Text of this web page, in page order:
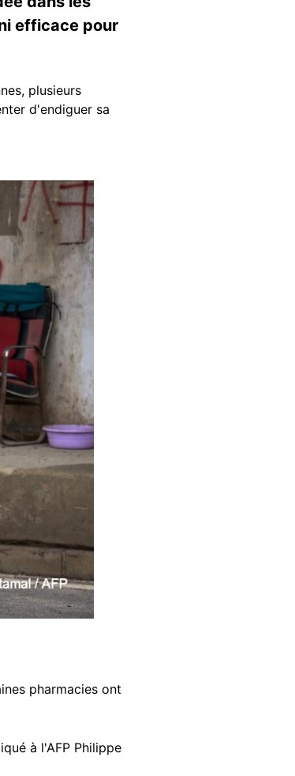
efficace pour
plusieurs
d'endiguer sa
pharmacies ont
à l'AFP Philippe